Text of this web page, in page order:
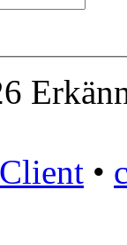
Client •